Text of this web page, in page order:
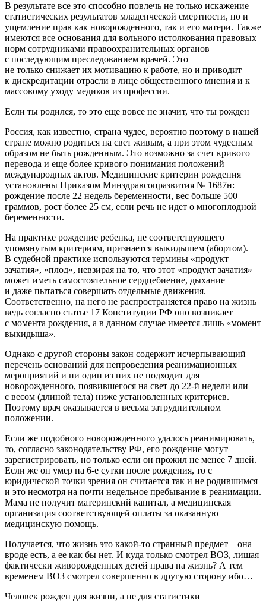
В результате все это способно повлечь не только искажение
статистических результатов младенческой смертности, но и
ущемление прав как новорожденного, так и его матери. Также
имеются все основания для вольного истолкования правовых
норм сотрудниками правоохранительных органов
с последующим преследованием врачей. Это
не только снижает их мотивацию к работе, но и приводит
к дискредитации отрасли в лице общественного мнения и к
массовому уходу медиков из профессии.
Если ты родился, то это еще вовсе не значит, что ты рожден
Россия, как известно, страна чудес, вероятно поэтому в нашей
стране можно родиться на свет живым, а при этом чудесным
образом не быть рожденным. Это возможно за счет кривого
перевода и еще более кривого понимания положений
международных актов. Медицинские критерии рождения
установлены Приказом Минздравсоцразвития № 1687н:
рождение после 22 недель беременности, вес больше 500
граммов, рост более 25 см, если речь не идет о многоплодной
беременности.
На практике рождение ребенка, не соответствующего
упомянутым критериям, признается выкидышем (абортом).
В судебной практике используются термины «продукт
зачатия», «плод», невзирая на то, что этот «продукт зачатия»
может иметь самостоятельное сердцебиение, дыхание
и даже пытаться совершать отдельные движения.
Соответственно, на него не распространяется право на жизнь
ведь согласно статье 17 Конституции РФ оно возникает
с момента рождения, а в данном случае имеется лишь «момент
выкидыша».
Однако с другой стороны закон содержит исчерпывающий
перечень оснований для непроведения реанимационных
мероприятий и ни один из них не подходит для
новорожденного, появившегося на свет до 22-й недели или
с весом (длиной тела) ниже установленных критериев.
Поэтому врач оказывается в весьма затруднительном
положении.
Если же подобного новорожденного удалось реанимировать,
то, согласно законодательству РФ, его рождение могут
зарегистрировать, но только если он прожил не менее 7 дней.
Если же он умер на 6-е сутки после рождения, то с
юридической точки зрения он считается так и не родившимся
и это несмотря на почти недельное пребывание в реанимации.
Мама не получит материнский капитал, а медицинская
организация соответствующей оплаты за оказанную
медицинскую помощь.
Получается, что жизнь это какой-то странный предмет – она
вроде есть, а ее как бы нет. И куда только смотрел ВОЗ, лишая
фактически живорожденных детей права на жизнь? А тем
временем ВОЗ смотрел совершенно в другую сторону ибо…
Человек рожден для жизни, а не для статистики